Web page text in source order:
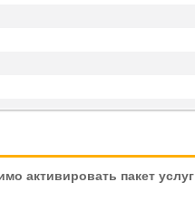
активировать пакет услуг